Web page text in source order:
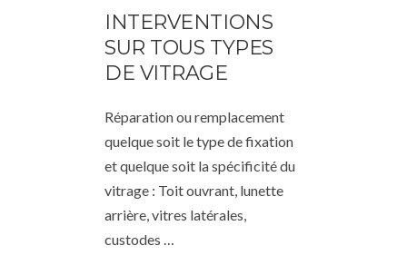
INTERVENTIONS
SUR TOUS TYPES
DE VITRAGE
Réparation ou remplacement
quelque soit le type de fixation
et quelque soit la spécificité du
vitrage : Toit ouvrant, lunette
arrière, vitres latérales,
custodes …